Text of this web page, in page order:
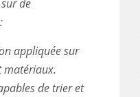
de
appliquée sur
matériaux.
de trier et